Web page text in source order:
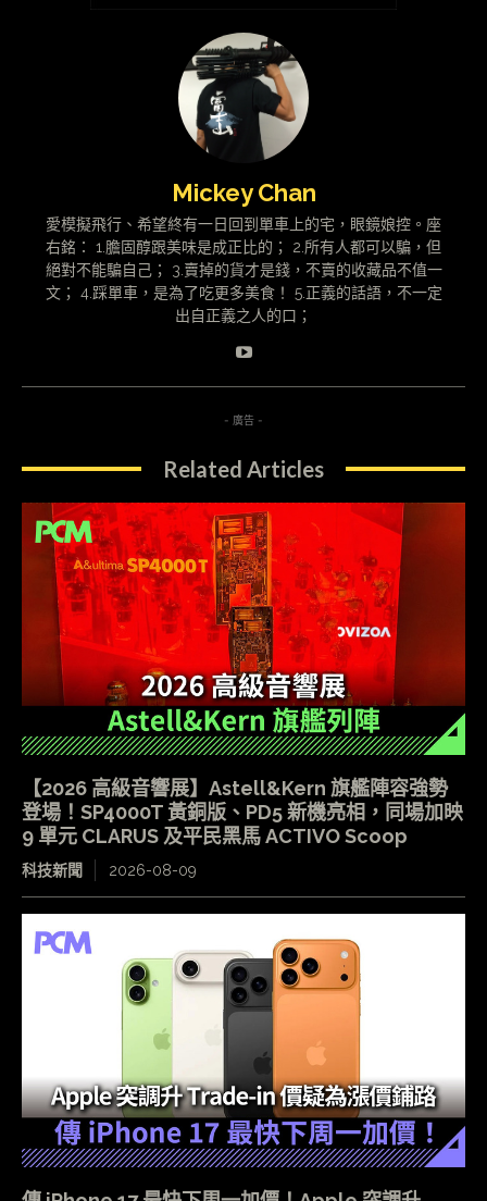
Mickey Chan
愛模擬飛行、希望終有一日回到單車上的宅，眼鏡娘控。座
右銘： 1.膽固醇跟美味是成正比的； 2.所有人都可以騙，但
絕對不能騙自己； 3.賣掉的貨才是錢，不賣的收藏品不值一
文； 4.踩單車，是為了吃更多美食！ 5.正義的話語，不一定
出自正義之人的口；
- 廣告 -
Related Articles
【2026 高級音響展】Astell&Kern 旗艦陣容強勢
登場！SP4000T 黃銅版、PD5 新機亮相，同場加映
9 單元 CLARUS 及平民黑馬 ACTIVO Scoop
科技新聞 2026-08-09